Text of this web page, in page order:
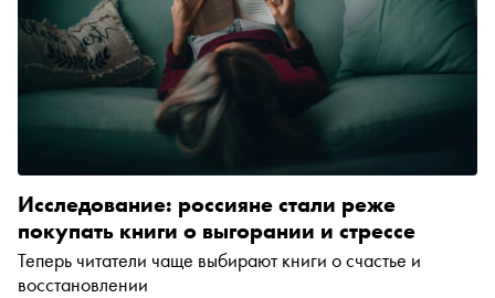
Исследование: россияне стали реже
покупать книги о выгорании и стрессе
Теперь читатели чаще выбирают книги о счастье и
восстановлении